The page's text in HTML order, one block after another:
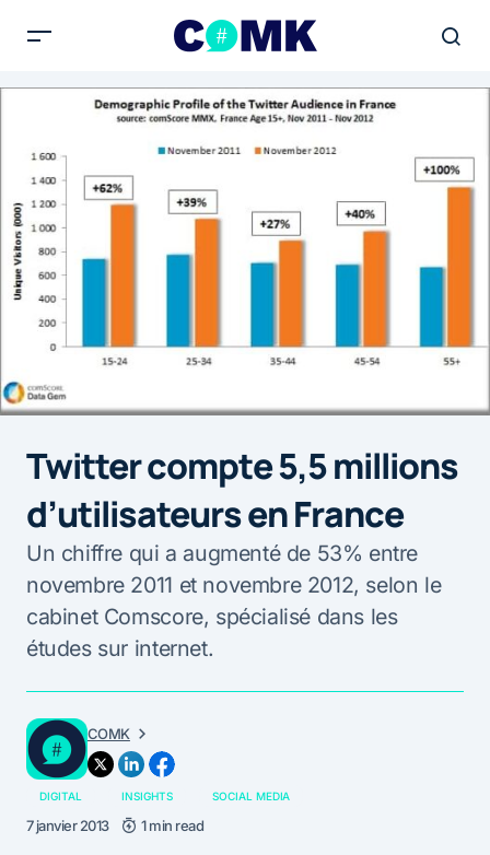
Twitter compte 5,5 millions
d’utilisateurs en France
Un chiffre qui a augmenté de 53% entre
novembre 2011 et novembre 2012, selon le
cabinet Comscore, spécialisé dans les
études sur internet.
COMK
DIGITAL INSIGHTS SOCIAL MEDIA
7 janvier 2013 1 min read